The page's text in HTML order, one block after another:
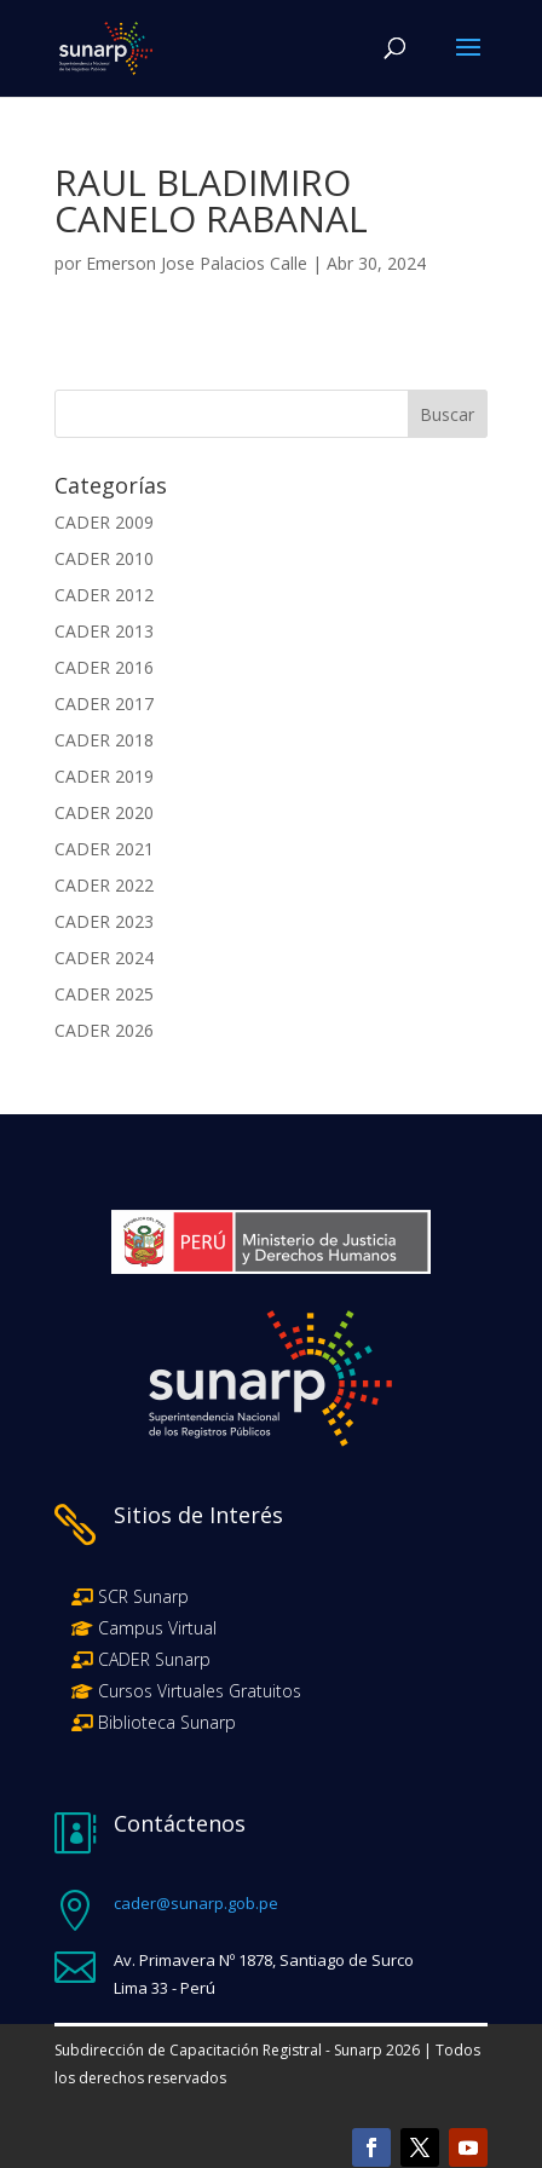
RAUL BLADIMIRO
CANELO RABANAL
por Emerson Jose Palacios Calle | Abr 30, 2024
Categorías
CADER 2009
CADER 2010
CADER 2012
CADER 2013
CADER 2016
CADER 2017
CADER 2018
CADER 2019
CADER 2020
CADER 2021
CADER 2022
CADER 2023
CADER 2024
CADER 2025
CADER 2026
 Sitios de Interés
SCR Sunarp
Campus Virtual
CADER Sunarp
Cursos Virtuales Gratuitos
Biblioteca Sunarp
 Contáctenos
 cader@sunarp.gob.pe

Av. Primavera Nº 1878, Santiago de Surco
Lima 33 - Perú
Subdirección de Capacitación Registral - Sunarp 2026 | Todos
los derechos reservados